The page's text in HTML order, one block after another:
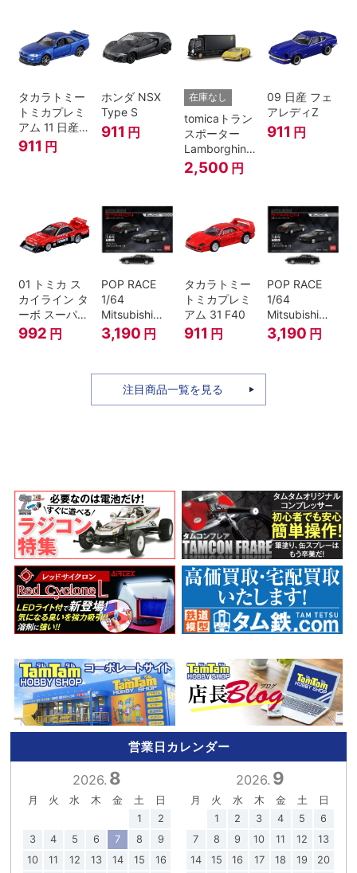
EDITION.
タカラトミー
トミカプレミ
アム 11 日産
スカイライン
GT-R V-
911 円
ホンダ NSX
Type S
911 円
在庫なし
tomicaトラン
スポーター
Lamborghini
Countach
25th
2,500 円
09 日産 フェ
アレディZ
911 円
01 トミカ ス
カイライン タ
ーボ スーパー
シルエット
992 円
POP RACE
1/64
Mitsubishi
Starion Black
3,190 円
タカラトミー
トミカプレミ
アム 31 F40
911 円
POP RACE
1/64
Mitsubishi
Starion Black
3,190 円
注目商品一覧を見る
営業日カレンダー
2026. 8
月 火 水 木 金 土
日
1
2
3
4 5 6 7 8
9
10
11 12 13 14 15
16
2026. 9
月 火 水 木 金 土
日
1
2 3 4 5
6
7
8 9 10 11 12
13
14
15 16 17 18 19
20